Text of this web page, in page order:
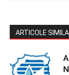
ARTICOLE